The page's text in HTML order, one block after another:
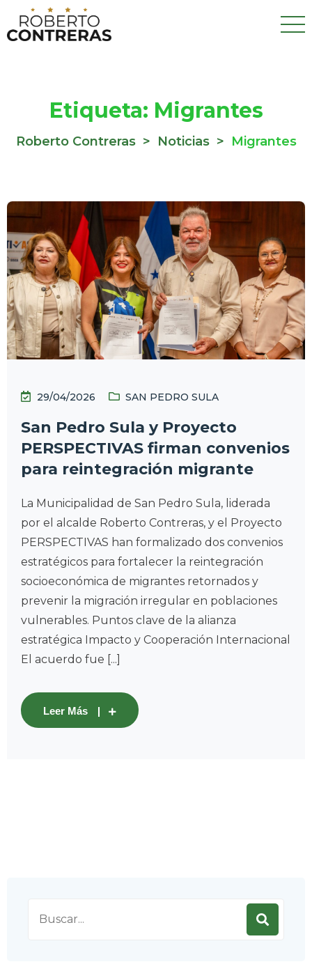
Etiqueta: Migrantes
Roberto Contreras > Noticias > Migrantes
29/04/2026 SAN PEDRO SULA
San Pedro Sula y Proyecto
PERSPECTIVAS firman convenios
para reintegración migrante
La Municipalidad de San Pedro Sula, liderada
por el alcalde Roberto Contreras, y el Proyecto
PERSPECTIVAS han formalizado dos convenios
estratégicos para fortalecer la reintegración
socioeconómica de migrantes retornados y
prevenir la migración irregular en poblaciones
vulnerables. Puntos clave de la alianza
estratégica Impacto y Cooperación Internacional
El acuerdo fue [...]
Leer Más
for: